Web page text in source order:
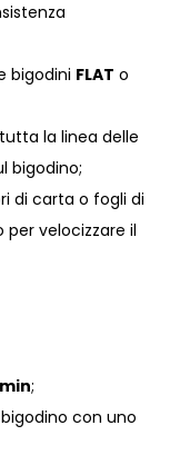
bigodini FLAT o
la linea delle
bigodino;
di carta o fogli di
per velocizzare il
;
con uno